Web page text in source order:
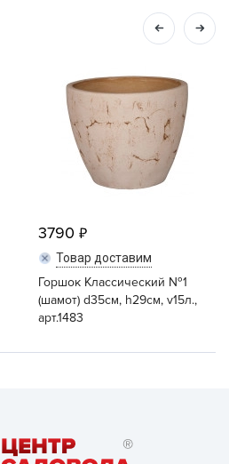
3790
Товар доставим
Горшок Классический №1
(шамот) d35см, h29см, v15л.,
арт.1483